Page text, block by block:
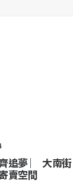
追夢 ︳ 大南街
賣空間